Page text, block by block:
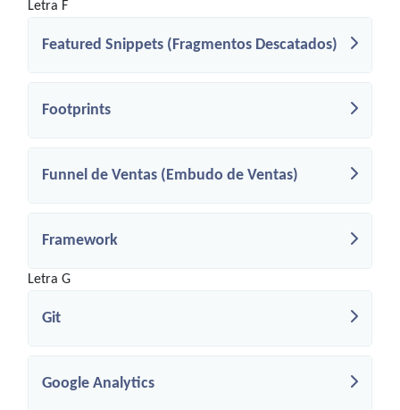
Letra F
Featured Snippets (Fragmentos Descatados)
Footprints
Funnel de Ventas (Embudo de Ventas)
Framework
Letra G
Git
Google Analytics